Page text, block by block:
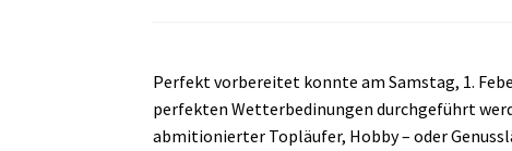
Perfekt vorbereitet konnte am Samstag, 1.
perfekten Wetterbedinungen durchgeführt
abmitionierter Topläufer, Hobby – oder